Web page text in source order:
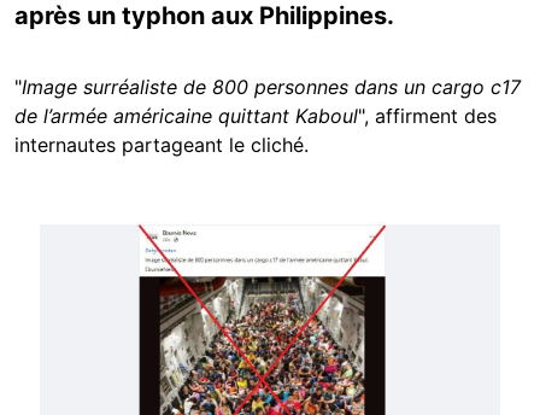
après un typhon aux Philippines.
"Image surréaliste de 800 personnes dans un cargo c17
de l’armée américaine quittant Kaboul", affirment des
internautes partageant le cliché.